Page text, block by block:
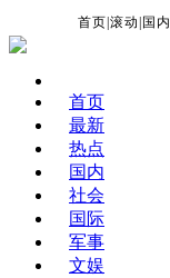
首页 |滚动 国内
首页
最新
热点
国内
社会
国际
军事
文娱